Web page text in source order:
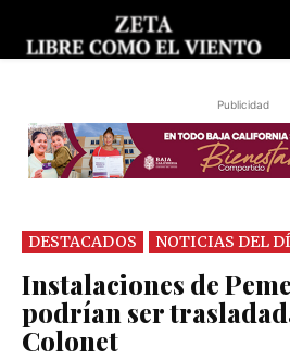
Publicidad
DESTACADOS NOTICIAS DEL
Instalaciones de
podrían ser
Colonet